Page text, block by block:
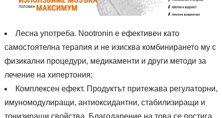
Лесна употреба. Nootronin е ефективен като
самостоятелна терапия и не изисква комбинирането му с
физикални процедури, медикаменти и други методи за
лечение на хипертония;
Комплексен ефект. Продуктът притежава регулаторни,
имуномодулиращи, антиоксидантни, стабилизиращи и
тонизиращи свойства. Благодарение на това се постига